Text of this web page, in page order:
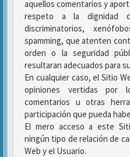
aquellos comentarios y
respeto a la dignidad
discriminatorios,
spamming, que atenten
orden o la seguridad
resultaran adecuados para
En cualquier caso, el Sitio
opiniones vertidas por
comentarios u otras
participación que pueda
El mero acceso a este
ningún tipo de relación de
Web y el Usuario.